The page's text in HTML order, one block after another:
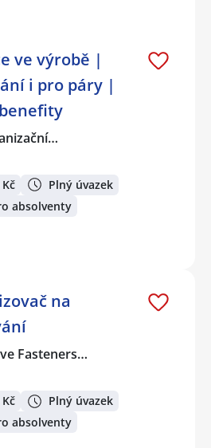
ve výrobě |
i pro páry |
benefity
Plný úvazek
absolventy
na
Fasteners…
Plný úvazek
absolventy